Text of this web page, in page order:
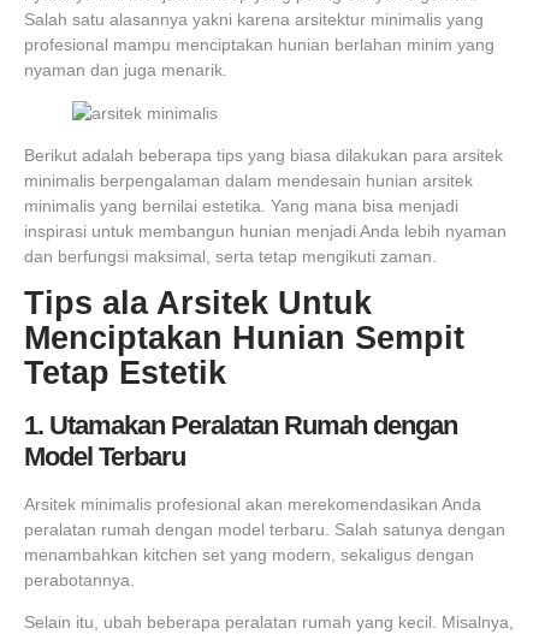
Salah satu alasannya yakni karena arsitektur minimalis yang
profesional mampu menciptakan hunian berlahan minim yang
nyaman dan juga menarik.
Berikut adalah beberapa tips yang biasa dilakukan para arsitek
minimalis berpengalaman dalam mendesain hunian arsitek
minimalis yang bernilai estetika. Yang mana bisa menjadi
inspirasi untuk membangun hunian menjadi Anda lebih nyaman
dan berfungsi maksimal, serta tetap mengikuti zaman.
Tips ala Arsitek Untuk
Menciptakan Hunian Sempit
Tetap Estetik
1. Utamakan Peralatan Rumah dengan
Model Terbaru
Arsitek minimalis profesional akan merekomendasikan Anda
peralatan rumah dengan model terbaru. Salah satunya dengan
menambahkan kitchen set yang modern, sekaligus dengan
perabotannya.
Selain itu, ubah beberapa peralatan rumah yang kecil. Misalnya,